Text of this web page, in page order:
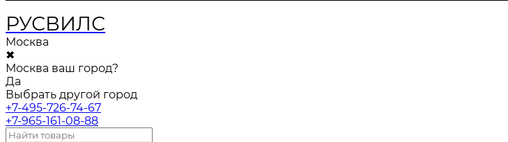
РУСВИЛС
Москва
✖
Москва ваш город?
Да
Выбрать другой город
+7-495-726-74-67
+7-965-161-08-88